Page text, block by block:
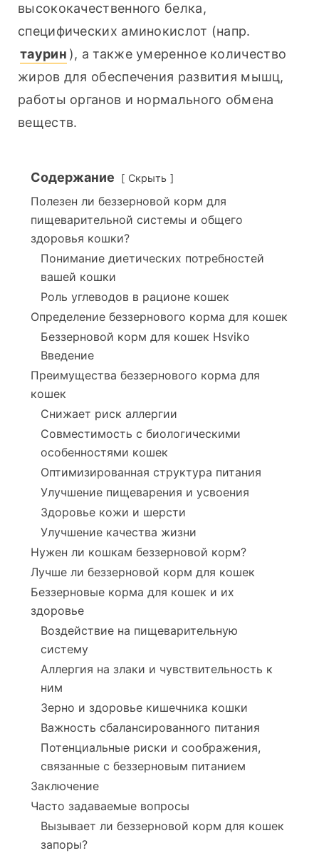
высококачественного белка,
таурин ), а также умеренное количество
жиров для обеспечения развития мышц,
работы органов и нормального обмена
веществ.
Содержание Скрыть
Полезен ли беззерновой корм для
пищеварительной системы и общего
здоровья кошки?
Понимание диетических потребностей
вашей кошки
Роль углеводов в рационе кошек
Определение беззернового корма для кошек
Беззерновой корм для кошек Hsviko
Введение
Преимущества беззернового корма для
кошек
Снижает риск аллергии
Совместимость с биологическими
особенностями кошек
Оптимизированная структура питания
Улучшение пищеварения и усвоения
Здоровье кожи и шерсти
Улучшение качества жизни
Нужен ли кошкам беззерновой корм?
Лучше ли беззерновой корм для кошек
Беззерновые корма для кошек и их
здоровье
Воздействие на пищеварительную
систему
Аллергия на злаки и чувствительность к
ним
Зерно и здоровье кишечника кошки
Важность сбалансированного питания
Потенциальные риски и соображения,
связанные с беззерновым питанием
Заключение
Часто задаваемые вопросы
Вызывает ли беззерновой корм для кошек
запоры?